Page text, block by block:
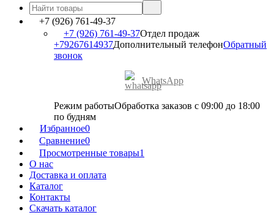
+7 (926) 761-49-37
+7 (926) 761-49-37Отдел продаж
+79267614937Дополнительный телефонОбратный
звонок
WhatsApp
Режим работыОбработка заказов с 09:00 до 18:00
по будням
Избранное0
Сравнение0
Просмотренные товары1
О нас
Доставка и оплата
Каталог
Контакты
Скачать каталог